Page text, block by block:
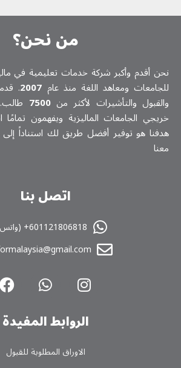
من نحن؟
نحن أقدم وأكبر شركة خدمات تعلیمیة في
للجامعات ومعاهد اللغة منذ عام 2007
.
والقبول والتأشيرات لأكثر من7500
خريجي الجامعات الماليزية ويفهمون
هدفنا هو توفير أفضل طريق لك استناداً إلى
معنا
اتصل بنا
601121806818+ (واتس اپ )
الروابط المفیدة
الاوراق المطلوبة للقبول